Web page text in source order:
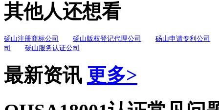
其他人还想看
砀山注册商标公司 砀山版权登记代理公司
砀山申请专利公司
司
砀山服务认证公司
最新资讯 更多>